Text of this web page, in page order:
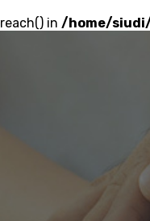
in /home/